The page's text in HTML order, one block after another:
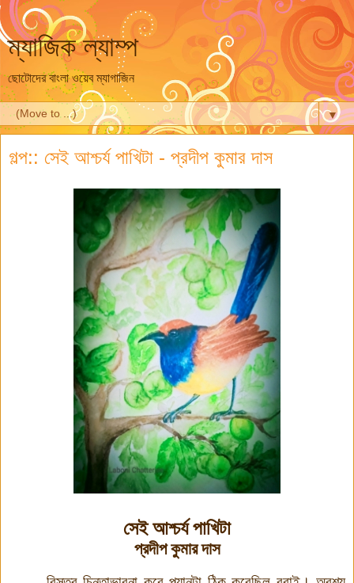
ম্যাজিক ল্যাম্প
ছোটোদের বাংলা ওয়েব ম্যাগাজিন
▼
গল্প:: সেই আশ্চর্য পাখিটা - প্রদীপ কুমার দাস
সেই আশ্চর্য পাখিটা
প্রদীপ কুমার দাস